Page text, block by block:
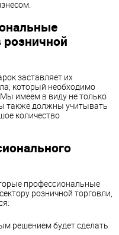
розничной
заставляет их
который необходимо
имеем в виду не только
также должны учитывать
количество
профессиональные
розничной торговли,
решением будет сделать